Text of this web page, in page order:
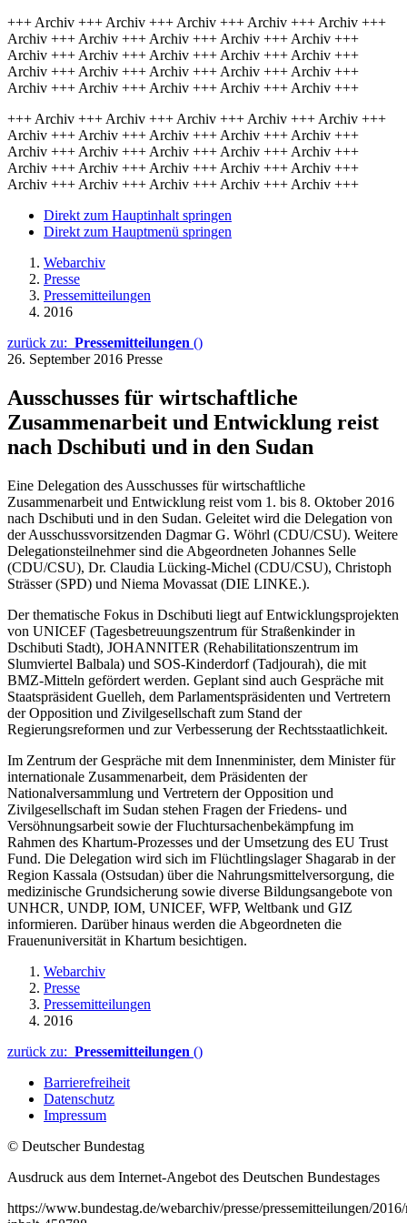
+++ Archiv +++ Archiv +++ Archiv +++ Archiv +++ Archiv +++
Archiv +++ Archiv +++ Archiv +++ Archiv +++ Archiv +++
Archiv +++ Archiv +++ Archiv +++ Archiv +++ Archiv +++
Archiv +++ Archiv +++ Archiv +++ Archiv +++ Archiv +++
Archiv +++ Archiv +++ Archiv +++ Archiv +++ Archiv +++
+++ Archiv +++ Archiv +++ Archiv +++ Archiv +++ Archiv +++
Archiv +++ Archiv +++ Archiv +++ Archiv +++ Archiv +++
Archiv +++ Archiv +++ Archiv +++ Archiv +++ Archiv +++
Archiv +++ Archiv +++ Archiv +++ Archiv +++ Archiv +++
Archiv +++ Archiv +++ Archiv +++ Archiv +++ Archiv +++
Direkt zum Hauptinhalt springen
Direkt zum Hauptmenü springen
Webarchiv
Presse
Pressemitteilungen
2016
zurück zu: Pressemitteilungen ()
26. September 2016 Presse
Ausschusses für wirtschaftliche
Zusammenarbeit und Entwicklung reist
nach Dschibuti und in den Sudan
Eine Delegation des Ausschusses für wirtschaftliche
Zusammenarbeit und Entwicklung reist vom 1. bis 8. Oktober 2016
nach Dschibuti und in den Sudan. Geleitet wird die Delegation von
der Ausschussvorsitzenden Dagmar G. Wöhrl (CDU/CSU). Weitere
Delegationsteilnehmer sind die Abgeordneten Johannes Selle
(CDU/CSU), Dr. Claudia Lücking-Michel (CDU/CSU), Christoph
Strässer (SPD) und Niema Movassat (DIE LINKE.).
Der thematische Fokus in Dschibuti liegt auf Entwicklungsprojekten
von UNICEF (Tagesbetreuungszentrum für Straßenkinder in
Dschibuti Stadt), JOHANNITER (Rehabilitationszentrum im
Slumviertel Balbala) und SOS-Kinderdorf (Tadjourah), die mit
BMZ-Mitteln gefördert werden. Geplant sind auch Gespräche mit
Staatspräsident Guelleh, dem Parlamentspräsidenten und Vertretern
der Opposition und Zivilgesellschaft zum Stand der
Regierungsreformen und zur Verbesserung der Rechtsstaatlichkeit.
Im Zentrum der Gespräche mit dem Innenminister, dem Minister für
internationale Zusammenarbeit, dem Präsidenten der
Nationalversammlung und Vertretern der Opposition und
Zivilgesellschaft im Sudan stehen Fragen der Friedens- und
Versöhnungsarbeit sowie der Fluchtursachenbekämpfung im
Rahmen des Khartum-Prozesses und der Umsetzung des EU Trust
Fund. Die Delegation wird sich im Flüchtlingslager Shagarab in der
Region Kassala (Ostsudan) über die Nahrungsmittelversorgung, die
medizinische Grundsicherung sowie diverse Bildungsangebote von
UNHCR, UNDP, IOM, UNICEF, WFP, Weltbank und GIZ
informieren. Darüber hinaus werden die Abgeordneten die
Frauenuniversität in Khartum besichtigen.
Webarchiv
Presse
Pressemitteilungen
2016
zurück zu: Pressemitteilungen ()
Barrierefreiheit
Datenschutz
Impressum
© Deutscher Bundestag
Ausdruck aus dem Internet-Angebot des Deutschen Bundestages
https://www.bundestag.de/webarchiv/presse/pressemitteilungen/